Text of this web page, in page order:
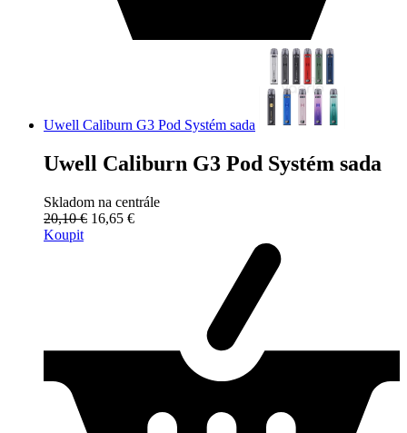
Uwell Caliburn G3 Pod Systém sada
Uwell Caliburn G3 Pod Systém sada
Skladom na centrále
20,10 € 16,65 €
Koupit